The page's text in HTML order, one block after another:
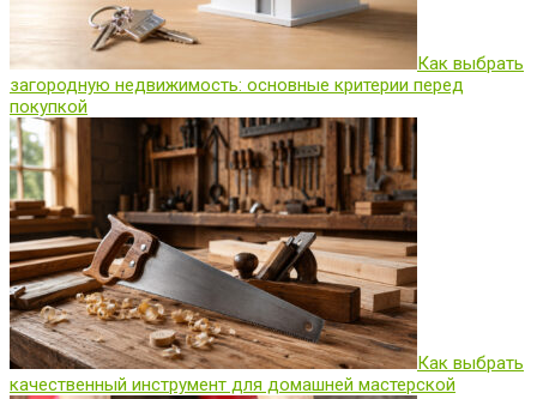
Как выбрать
загородную недвижимость: основные критерии перед
покупкой
Как выбрать
качественный инструмент для домашней мастерской